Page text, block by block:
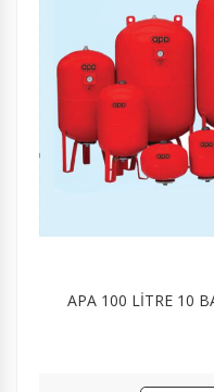
APA 100 LİTRE 10